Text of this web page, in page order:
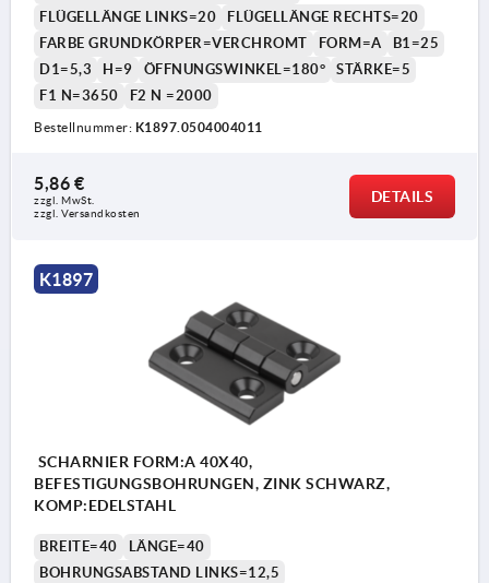
FLÜGELLÄNGE LINKS=20
FLÜGELLÄNGE RECHTS=20
FARBE GRUNDKÖRPER=VERCHROMT
FORM=A
B1=25
D1=5,3
H=9 ÖFFNUNGSWINKEL=180°
STÄRKE=5
F1 N=3650
F2 N =2000
Bestellnummer: K1897.0504004011
5,86 €
zzgl. MwSt.
zzgl. Versandkosten
DETAILS
K1897
SCHARNIER FORM:A 40X40,
BEFESTIGUNGSBOHRUNGEN, ZINK SCHWARZ,
KOMP:EDELSTAHL
BREITE=40
LÄNGE=40
BOHRUNGSABSTAND LINKS=12,5